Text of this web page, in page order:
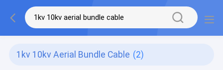
1kv 10kv Aerial Bundle Cable (2)